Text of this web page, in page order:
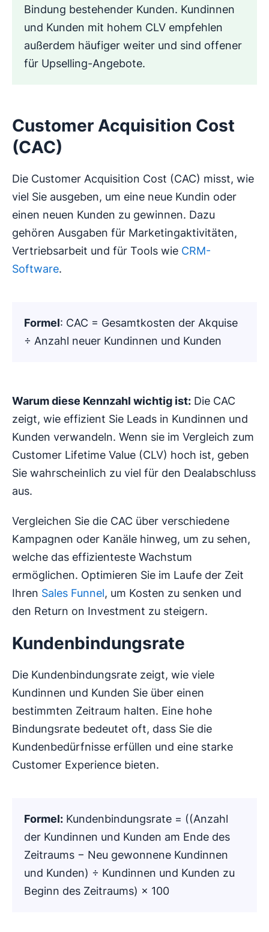
Bindung bestehender Kunden. Kundinnen
und Kunden mit hohem CLV empfehlen
außerdem häufiger weiter und sind offener
für Upselling-Angebote.
Customer Acquisition Cost
(CAC)
Die Customer Acquisition Cost (CAC) misst, wie
viel Sie ausgeben, um eine neue Kundin oder
einen neuen Kunden zu gewinnen. Dazu
gehören Ausgaben für Marketingaktivitäten,
Vertriebsarbeit und für Tools wie CRM-
Software.
Formel: CAC = Gesamtkosten der Akquise
÷ Anzahl neuer Kundinnen und Kunden
Warum diese Kennzahl wichtig ist: Die CAC
zeigt, wie effizient Sie Leads in Kundinnen und
Kunden verwandeln. Wenn sie im Vergleich zum
Customer Lifetime Value (CLV) hoch ist, geben
Sie wahrscheinlich zu viel für den Dealabschluss
aus.
Vergleichen Sie die CAC über verschiedene
Kampagnen oder Kanäle hinweg, um zu sehen,
welche das effizienteste Wachstum
ermöglichen. Optimieren Sie im Laufe der Zeit
Ihren Sales Funnel, um Kosten zu senken und
den Return on Investment zu steigern.
Kundenbindungsrate
Die Kundenbindungsrate zeigt, wie viele
Kundinnen und Kunden Sie über einen
bestimmten Zeitraum halten. Eine hohe
Bindungsrate bedeutet oft, dass Sie die
Kundenbedürfnisse erfüllen und eine starke
Customer Experience bieten.
Formel: Kundenbindungsrate = ((Anzahl
der Kundinnen und Kunden am Ende des
Zeitraums − Neu gewonnene Kundinnen
und Kunden) ÷ Kundinnen und Kunden zu
Beginn des Zeitraums) × 100